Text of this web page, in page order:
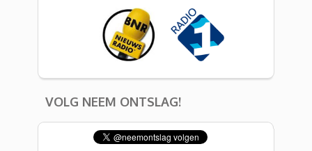
VOLG NEEM ONTSLAG!